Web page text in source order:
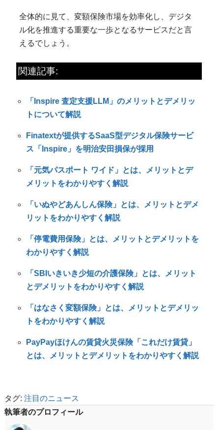
全体的に見て、変額保険市場を効率化し、デジタ
ル化を推進する重要な一歩となるサービスだと言
えるでしょう。
関連記事:
「Inspire 査定支援LLM」のメリットとデメリッ
トについて解説
Finatextが提供するSaaS型デジタル保険サービ
ス「Inspire」を明治安田損保が採用
「元気パスポート ワイド」とは、メリットとデ
メリットをわかりやすく解説
「いぬやどあんしん保険」とは、メリットとデメ
リットをわかりやすく解説
「停電費用保険」とは、メリットとデメリットを
わかりやすく解説
「SBIいきいき少短の介護保険」とは、メリット
とデメリットをわかりやすく解説
「はなさく変額保険」とは、メリットとデメリッ
トをわかりやすく解説
PayPayほけんの賃貸火災保険「これだけ賃貸」
とは、メリットとデメリットをわかりやすく解説
タグ: 注目のニュース
執筆者のプロフィール